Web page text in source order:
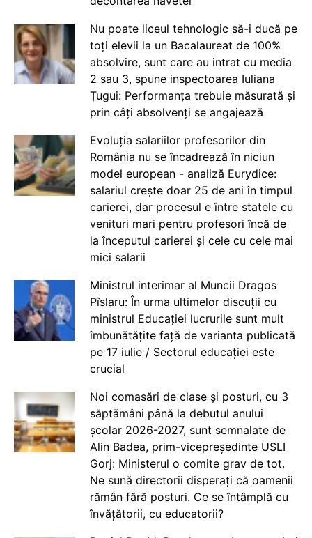
Nu poate liceul tehnologic să-i ducă pe
toți elevii la un Bacalaureat de 100%
absolvire, sunt care au intrat cu media
2 sau 3, spune inspectoarea Iuliana
Țugui: Performanța trebuie măsurată și
prin câți absolvenți se angajează
Evoluția salariilor profesorilor din
România nu se încadrează în niciun
model european - analiză Eurydice:
salariul crește doar 25 de ani în timpul
carierei, dar procesul e între statele cu
venituri mari pentru profesori încă de
la începutul carierei și cele cu cele mai
mici salarii
Ministrul interimar al Muncii Dragos
Pîslaru: În urma ultimelor discuții cu
ministrul Educației lucrurile sunt mult
îmbunătățite față de varianta publicată
pe 17 iulie / Sectorul educației este
crucial
Noi comasări de clase și posturi, cu 3
săptămâni până la debutul anului
școlar 2026-2027, sunt semnalate de
Alin Badea, prim-vicepreședinte USLI
Gorj: Ministerul o comite grav de tot.
Ne sună directorii disperați că oamenii
rămân fără posturi. Ce se întâmplă cu
învățătorii, cu educatorii?